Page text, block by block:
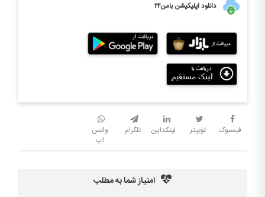
دانلود اپلیکیشن بامن۲۴
فیسبوک توییتر لینکداین تلگرام
واتس
اپ
امتیاز شما به مطلب